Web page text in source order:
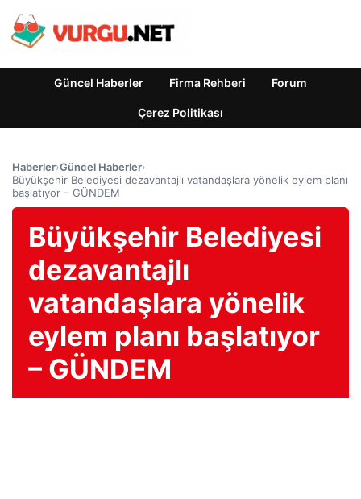
Güncel Haberler Firma Rehberi Forum
Çerez Politikası
Haberler›Güncel Haberler›
Büyükşehir Belediyesi dezavantajlı vatandaşlara yönelik eylem planı
başlatıyor – GÜNDEM
Büyükşehir Belediyesi
dezavantajlı
vatandaşlara yönelik
eylem planı başlatıyor
– GÜNDEM